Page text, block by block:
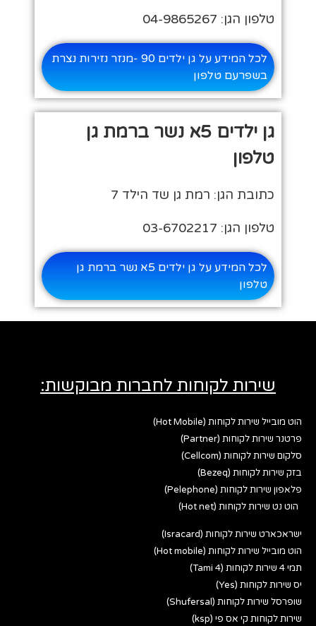
טלפון הגן: 04-9865267
לכל המידע על גן ילדים 90 -מנזר נזירות נצרת
בשפרעם טלפון
גן ילדים 5א נשר ברמת גן
טלפון
כתובת הגן: רמת גן שד הילד 7
טלפון הגן: 03-6702217
לכל המידע על גן ילדים 5א נשר ברמת גן
טלפון
שירות לקוחות לחברות מבוקשות:
הוט מובייל שירות לקוחות (Hot Mobile)
פרטנר שירות לקוחות (Partner)
סלקום שירות לקוחות (Cellcom)
בזק שירות לקוחות (Bezeq)
פלאפון שירות לקוחות (Pelephone)
הוט נט שירות לקוחות (Hot net)
ישראכארט שירות לקוחות (Isracard)
הוט מובייל שירות לקוחות (Hot mobile)
תמי 4 שירות לקוחות (Tami 4)
יס שירות לקוחות (Yes)
שופרסל שירות לקוחות (Shufersal)
שירות לקוחות קי אס פי (ksp)